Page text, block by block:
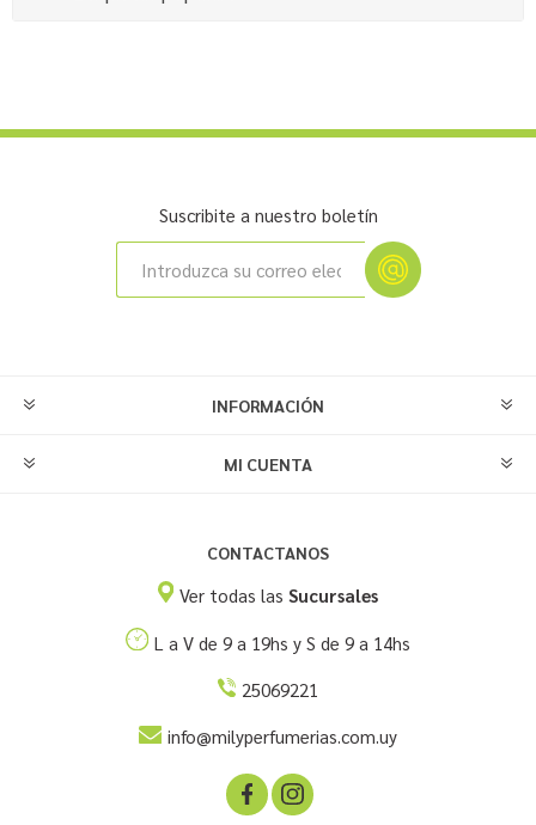
Suscribite a nuestro boletín
INFORMACIÓN
MI CUENTA
CONTACTANOS
Ver todas lasSucursales
L a V de 9 a 19hs y S de 9 a 14hs
25069221
info@milyperfumerias.com.uy